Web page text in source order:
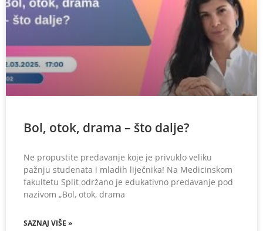
Bol, otok, drama – što dalje?
Ne propustite predavanje koje je privuklo veliku
pažnju studenata i mladih liječnika! Na Medicinskom
fakultetu Split održano je edukativno predavanje pod
nazivom „Bol, otok, drama
SAZNAJ VIŠE »